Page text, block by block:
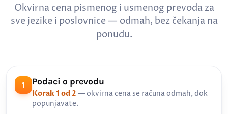
Okvirna cena pismenog i usmenog prevoda za
sve jezike i poslovnice — odmah, bez čekanja na
ponudu.
1 Podaci o prevodu
Korak 1 od 2 — okvirna cena se računa odmah, dok
popunjavate.